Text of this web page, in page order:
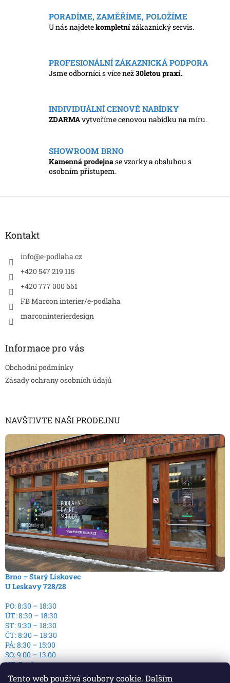
Tento web používá soubory cookie. Dalším
a
c
í
v
k
p
i
v
á
n
PORADÍME, ZAMĚŘÍME, POLOŽÍME
U nás najdetekompletnízákaznický servis.
PROFESIONÁLNÍ ZÁKAZNICKÁ PODPORA
Jsme odborníci s více než30letou praxí.
INDIVIDUÁLNÍ CENOVÉ NABÍDKY
ZDARMAvytvoříme cenovou nabídku na míru.
SHOWROOM BRNO
Kamenná prodejnase vzorky a obsluhou s
osobním přístupem.
Z
Kontakt
info@e-podlaha.cz
+420 547 219 115
+420 777 000 661
FB Marcon interier/e-podlaha
marconinterierdesign
Informace pro vás
Obchodní podmínky
Zásady ochrany osobních údajů
NAVŠTIVTE NAŠI PRODEJNU
Brno – Starý Lískovec
U Leskavy 728/28
PO: 8:30 – 18:30
ÚT: 8:30 – 18:30
ST: 9:30 – 18:30
ČT: 8:30 – 18:30
PÁ: 8:30 – 15:00
SO: 9:00 – 13:00
NE: Zavřeno